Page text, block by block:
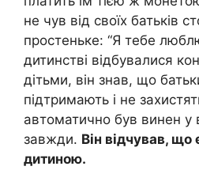
не чув від своїх батьків
простеньке: “Я тебе
дитинстві відбувалися
дітьми, він знав, що
підтримають і не
автоматично був винен у
завжди. Він відчував,
дитиною.